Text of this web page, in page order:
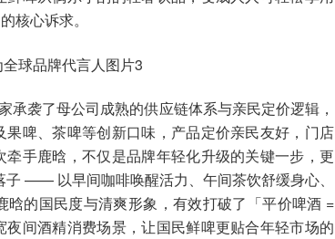
核心诉求。
袭了母公司成熟的供应链体系与亲民定价逻辑，
啤、茶啤等创新口味，产品定价亲民友好，门店
手鹿晗，不仅是品牌年轻化升级的关键一步，更
—— 以早间咖啡唤醒活力、午间茶饮舒缓身心、
的国民度与清爽形象，有效打破了「平价啤酒 =
间酒精消费场景，让国民鲜啤更贴合年轻市场的